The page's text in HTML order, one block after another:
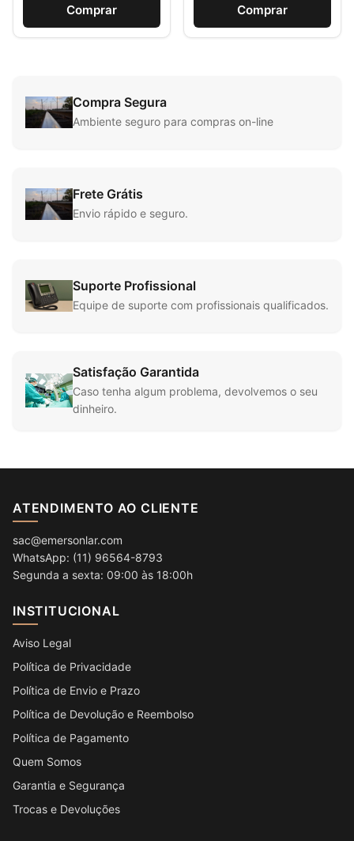
Comprar Comprar
Compra Segura
Ambiente seguro para compras on-line
Frete Grátis
Envio rápido e seguro.
Suporte Profissional
Equipe de suporte com profissionais qualificados.
Satisfação Garantida
Caso tenha algum problema, devolvemos o seu
dinheiro.
ATENDIMENTO AO CLIENTE
sac@emersonlar.com
WhatsApp: (11) 96564-8793
Segunda a sexta: 09:00 às 18:00h
INSTITUCIONAL
Aviso Legal
Política de Privacidade
Política de Envio e Prazo
Política de Devolução e Reembolso
Política de Pagamento
Quem Somos
Garantia e Segurança
Trocas e Devoluções